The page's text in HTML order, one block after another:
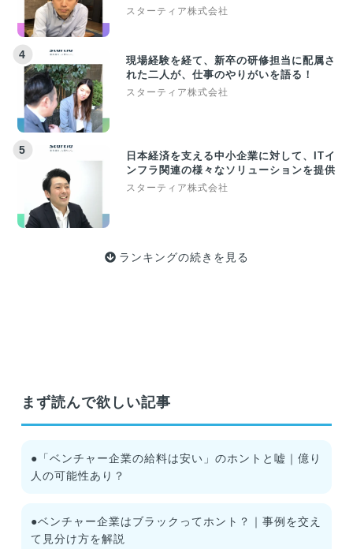
スターティア株式会社
4
現場経験を経て、新卒の研修担当に配属さ
れた二人が、仕事のやりがいを語る！
スターティア株式会社
5
日本経済を支える中小企業に対して、ITイ
ンフラ関連の様々なソリューションを提供
スターティア株式会社
ランキングの続きを見る
まず読んで欲しい記事
●「ベンチャー企業の給料は安い」のホントと嘘｜億り
人の可能性あり？
●ベンチャー企業はブラックってホント？｜事例を交え
て見分け方を解説